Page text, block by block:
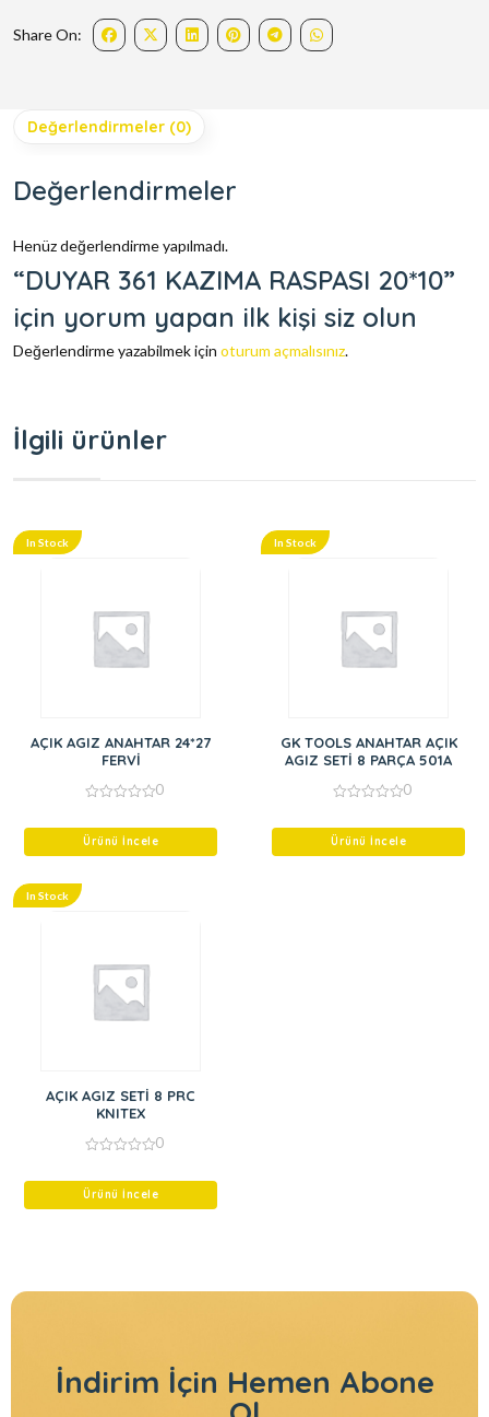
Share On:
Değerlendirmeler (0)
Değerlendirmeler
Henüz değerlendirme yapılmadı.
“DUYAR 361 KAZIMA RASPASI 20*10”
için yorum yapan ilk kişi siz olun
Değerlendirme yazabilmek için oturum açmalısınız.
İlgili ürünler
In Stock
AÇIK AGIZ ANAHTAR 24*27
FERVİ
of
0
Ürünü İncele
In Stock
GK TOOLS ANAHTAR AÇIK
AGIZ SETİ 8 PARÇA 501A
of
0
Ürünü İncele
In Stock
AÇIK AGIZ SETİ 8 PRC
KNITEX
of
0
Ürünü İncele
İndirim İçin Hemen Abone